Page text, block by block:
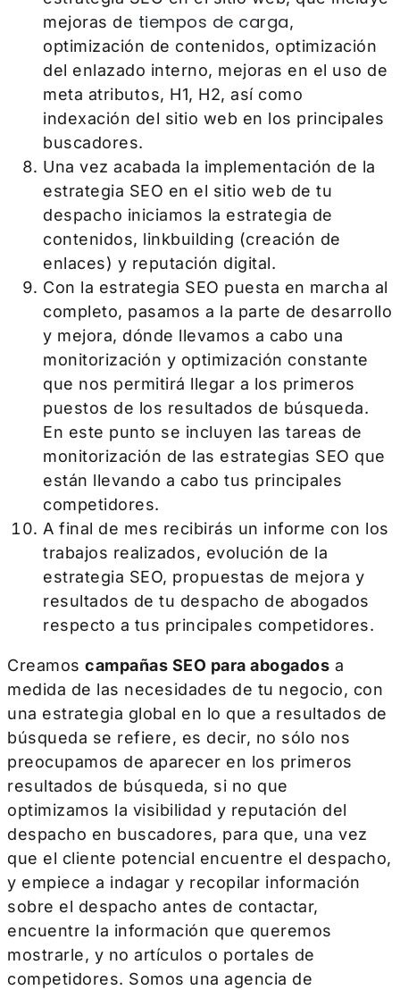
mejoras de tiempos de carga,
optimización de contenidos, optimización
del enlazado interno, mejoras en el uso de
meta atributos, H1, H2, así como
indexación del sitio web en los principales
buscadores.
Una vez acabada la implementación de la
estrategia SEO en el sitio web de tu
despacho iniciamos la estrategia de
contenidos, linkbuilding (creación de
enlaces) y reputación digital.
Con la estrategia SEO puesta en marcha al
completo, pasamos a la parte de desarrollo
y mejora, dónde llevamos a cabo una
monitorización y optimización constante
que nos permitirá llegar a los primeros
puestos de los resultados de búsqueda.
En este punto se incluyen las tareas de
monitorización de las estrategias SEO que
están llevando a cabo tus principales
competidores.
A final de mes recibirás un informe con los
trabajos realizados, evolución de la
estrategia SEO, propuestas de mejora y
resultados de tu despacho de abogados
respecto a tus principales competidores.
Creamos campañas SEO para abogados a
medida de las necesidades de tu negocio, con
una estrategia global en lo que a resultados de
búsqueda se refiere, es decir, no sólo nos
preocupamos de aparecer en los primeros
resultados de búsqueda, si no que
optimizamos la visibilidad y reputación del
despacho en buscadores, para que, una vez
que el cliente potencial encuentre el despacho,
y empiece a indagar y recopilar información
sobre el despacho antes de contactar,
encuentre la información que queremos
mostrarle, y no artículos o portales de
competidores. Somos una agencia de